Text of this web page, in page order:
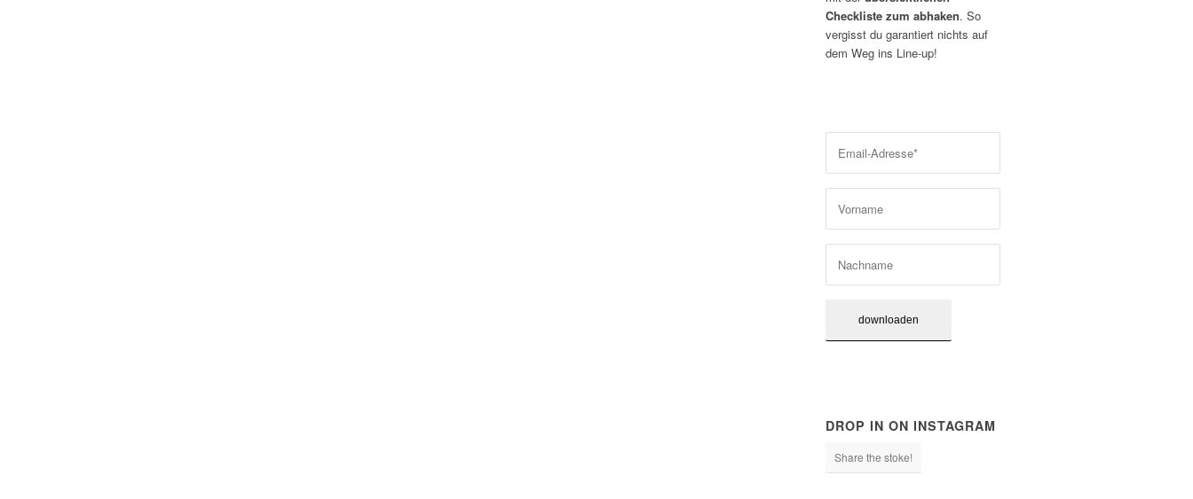
Checkliste zum abhaken. So
vergisst du garantiert nichts auf
dem Weg ins Line-up!
DROP IN ON INSTAGRAM
Share the stoke!